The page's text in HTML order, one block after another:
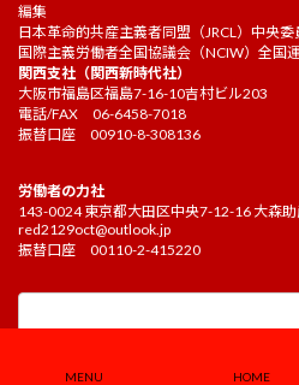
編集
日本革命的共産主義者同盟（JRCL）中央委
国際主義労働者全国協議会（NCIW）全国
関西支社（関西新時代社）
大阪市福島区福島7-16-10吉村ビル203
電話/FAX 06-6458-7018
振替口座 00910-8-308136
労働者の力社
143-0024 東京都大田区中央7-12-16 大森
red2129oct@outlook.jp
振替口座 00110-2-415220
MENU HOME